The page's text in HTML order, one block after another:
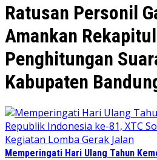
Ratusan Personil
Amankan
Penghitungan
Kabupaten
Memperingati Hari Ulang Tahun